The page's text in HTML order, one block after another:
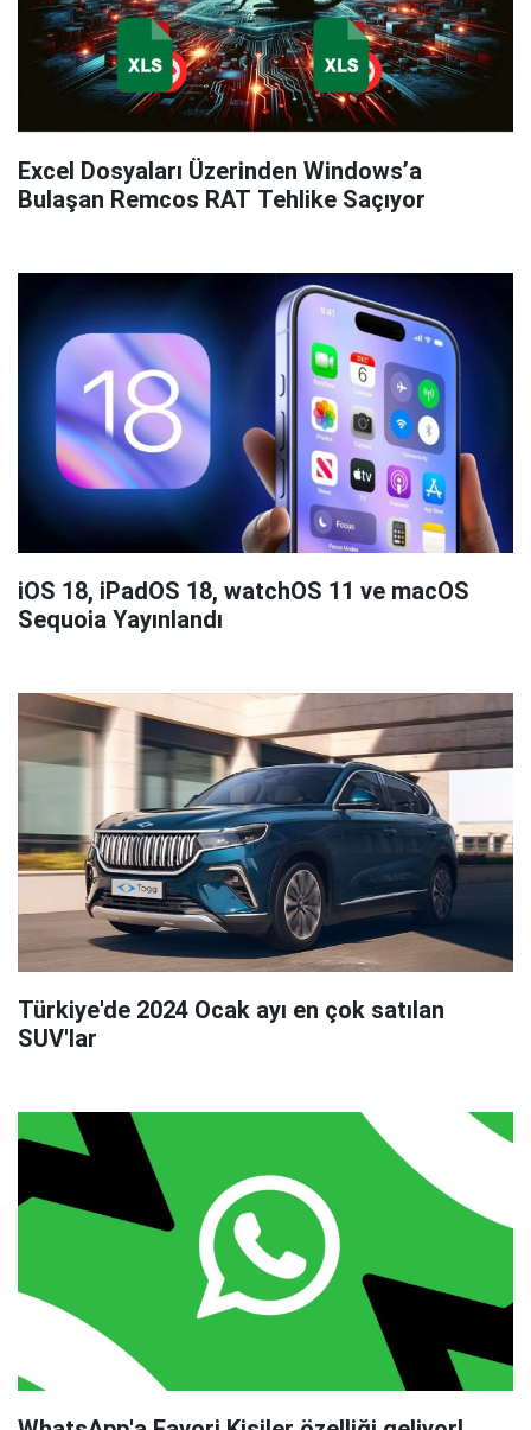
Excel Dosyaları Üzerinden Windows’a
Bulaşan Remcos RAT Tehlike Saçıyor
iOS 18, iPadOS 18, watchOS 11 ve macOS
Sequoia Yayınlandı
Türkiye'de 2024 Ocak ayı en çok satılan
SUV'lar